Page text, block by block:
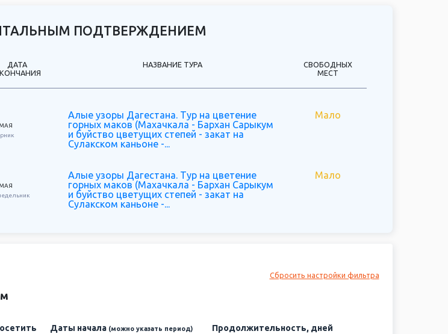
ПОДТВЕРЖДЕНИЕМ
ДАТА
НАЗВАНИЕ ТУРА
СВОБОДНЫХ
МЕСТ
Алые узоры Дагестана. Тур на цветение
горных маков (Махачкала - Бархан Сарыкум
и буйство цветущих степей - закат на
Сулакском каньоне -...
Мало
Алые узоры Дагестана. Тур на цветение
горных маков (Махачкала - Бархан Сарыкум
и буйство цветущих степей - закат на
Сулакском каньоне -...
Мало
Сбросить настройки фильтра
Даты начала (можно указать период) Продолжительность, дней